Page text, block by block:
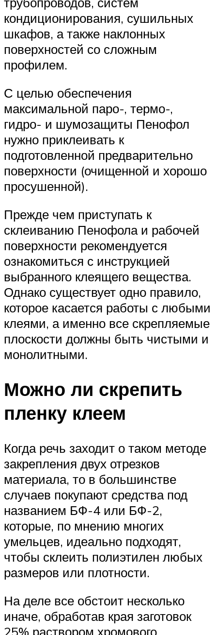
кондиционирования, сушильных
шкафов, а также наклонных
поверхностей со сложным
профилем.
С целью обеспечения
максимальной паро-, термо-,
гидро- и шумозащиты Пенофол
нужно приклеивать к
подготовленной предварительно
поверхности (очищенной и хорошо
просушенной).
Прежде чем приступать к
склеиванию Пенофола и рабочей
поверхности рекомендуется
ознакомиться с инструкцией
выбранного клеящего вещества.
Однако существует одно правило,
которое касается работы с любыми
клеями, а именно все скрепляемые
плоскости должны быть чистыми и
монолитными.
Можно ли скрепить
пленку клеем
Когда речь заходит о таком методе
закрепления двух отрезков
материала, то в большинстве
случаев покупают средства под
названием БФ-4 или БФ-2,
которые, по мнению многих
умельцев, идеально подходят,
чтобы склеить полиэтилен любых
размеров или плотности.
На деле все обстоит несколько
иначе, обработав края заготовок
25% раствором хромового